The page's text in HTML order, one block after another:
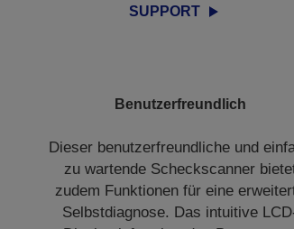
SUPPORT
Benutzerfreundlich
Dieser benutzerfreundliche und
zu wartende Scheckscanner
zudem Funktionen für eine
Selbstdiagnose. Das intuitive